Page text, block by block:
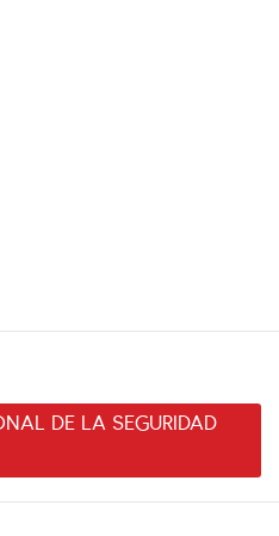
DE LA SEGURIDAD